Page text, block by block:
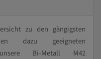
zu den gängigsten
dazu geeigneten
Bi-Metall M42